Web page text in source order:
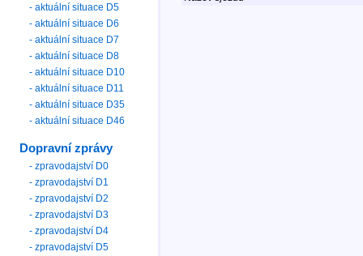
- aktuální situace D5
- aktuální situace D6
- aktuální situace D7
- aktuální situace D8
- aktuální situace D10
- aktuální situace D11
- aktuální situace D35
- aktuální situace D46
Dopravní zprávy
- zpravodajství D0
- zpravodajství D1
- zpravodajství D2
- zpravodajství D3
- zpravodajství D4
- zpravodajství D5